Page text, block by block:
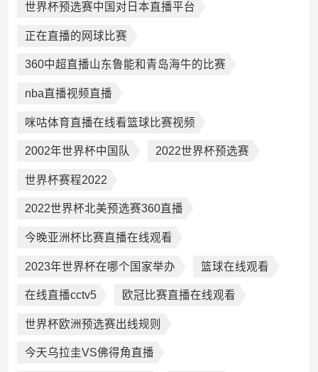
世界杯预选赛中国对日本直播平台
正在直播的网球比赛
360中超直播山东鲁能和青岛海牛的比赛
nba直播视频直播
咪咕体育直播在线看篮球比赛视频
2002年世界杯中国队 2022世界杯预选赛
世界杯赛程2022
2022世界杯北美预选赛360直播
今晚亚洲杯比赛直播在线观看
2023年世界杯在哪个国家举办 篮球在线观看
在线直播cctv5 欧冠比赛直播在线观看
世界杯欧洲预选赛出线规则
今天乌拉圭VS佛得角直播